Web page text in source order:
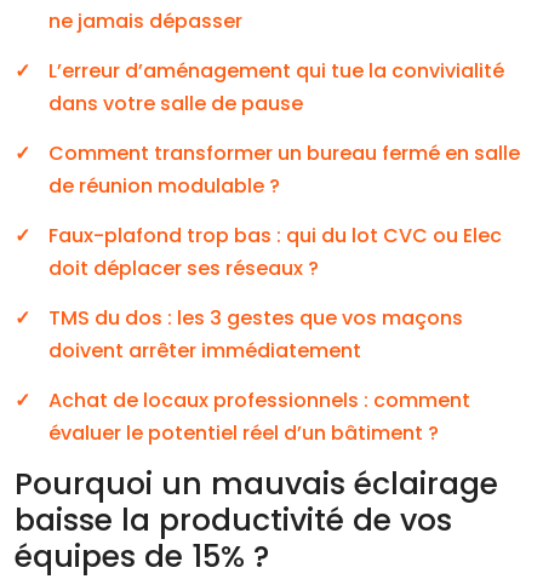
ne jamais dépasser
L’erreur d’aménagement qui tue la convivialité
dans votre salle de pause
Comment transformer un bureau fermé en salle
de réunion modulable ?
Faux-plafond trop bas : qui du lot CVC ou Elec
doit déplacer ses réseaux ?
TMS du dos : les 3 gestes que vos maçons
doivent arrêter immédiatement
Achat de locaux professionnels : comment
évaluer le potentiel réel d’un bâtiment ?
Pourquoi un mauvais éclairage
baisse la productivité de vos
équipes de 15% ?